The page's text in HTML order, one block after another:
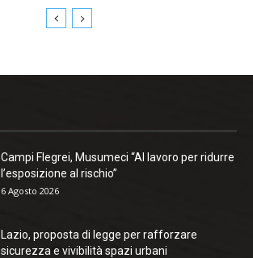
Campi Flegrei, Musumeci “Al lavoro per ridurre
l’esposizione al rischio”
6 Agosto 2026
Lazio, proposta di legge per rafforzare
sicurezza e vivibilità spazi urbani